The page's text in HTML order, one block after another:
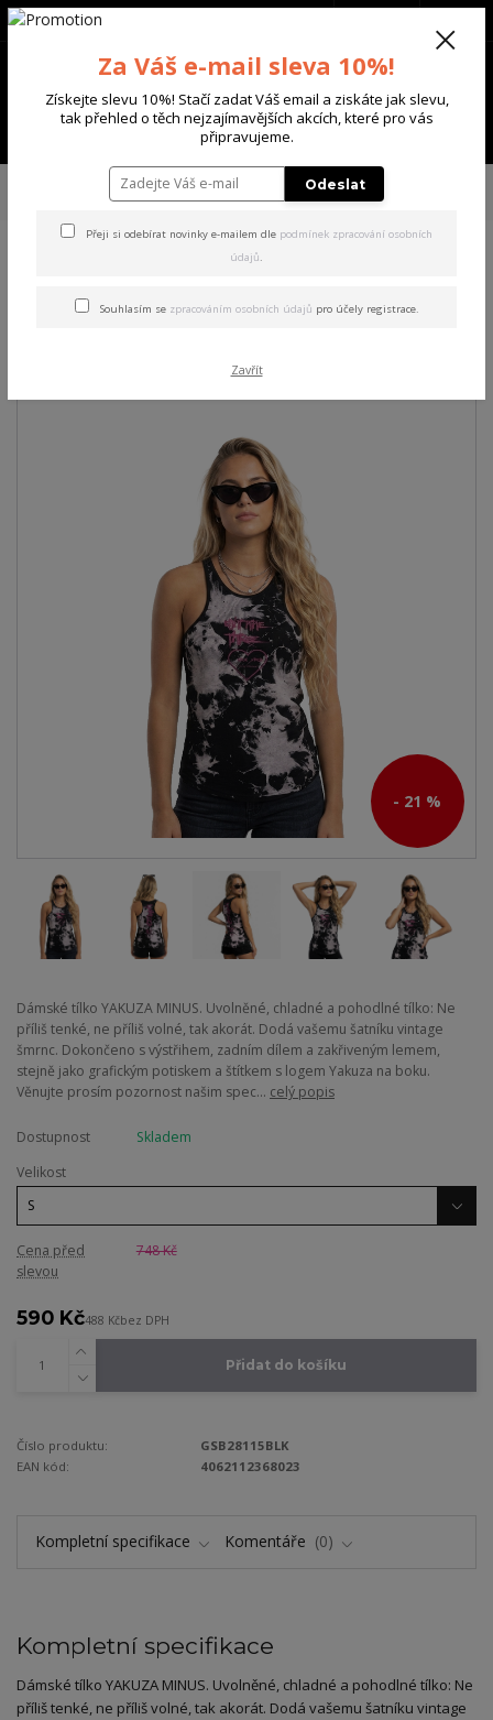
Menu
+420 702 136 620
TRIČKA & TÍLKA
Yakuza dámské tílko Minus Urban
Tanktop black S
Urban Tanktop black S
- 21 %
Dámské tílko YAKUZA MINUS. Uvolněné, chladné a pohodlné tílko: Ne
příliš tenké, ne příliš volné, tak akorát. Dodá vašemu šatníku vintage
šmrnc. Dokončeno s výstřihem, zadním dílem a zakřiveným lemem,
stejně jako grafickým potiskem a štítkem s logem Yakuza na boku.
Věnujte prosím pozornost našim spec... celý popis
Dostupnost
Skladem
Velikost
Cena před
slevou
748 Kč
590 Kč488 Kčbez DPH
Přidat do košíku
Číslo produktu:
GSB28115BLK
EAN kód:
4062112368023
Kompletní specifikace Komentáře 0
Kompletní specifikace
Dámské tílko YAKUZA MINUS. Uvolněné, chladné a pohodlné tílko: Ne
příliš tenké, ne příliš volné, tak akorát. Dodá vašemu šatníku vintage
Za Váš e-mail sleva 10%!
Získejte slevu 10%! Stačí zadat Váš email a ziskáte jak slevu,
tak přehled o těch nejzajímavějších akcích, které pro vás
připravujeme.
Odeslat
Přeji si odebírat novinky e-mailem dle podmínek zpracování osobních
údajů.
Souhlasím se zpracováním osobních údajů pro účely registrace.
Zavřít